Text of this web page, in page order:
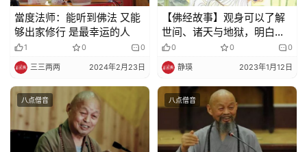
當度法师：能听到佛法 又能
够出家修行 是最幸运的人
1 0 0
三三两两 2024年2月23日
【佛经故事】观身可以了解
世间、诸天与地狱，明白奥
妙的佛法
0 0 0
静瑛 2023年1月12日
八点僧音 八点僧音